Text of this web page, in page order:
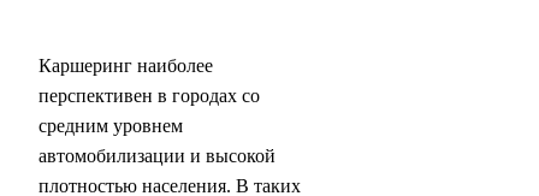
Каршеринг наиболее
перспективен в городах со
средним уровнем
автомобилизации и высокой
плотностью населения. В таких